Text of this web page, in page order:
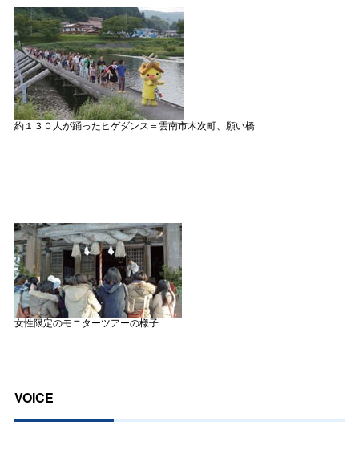
約１３０人が踊ったヒゲダンス＝雲南市木次町、願い橋
女性限定のモニターツアーの様子
VOICE